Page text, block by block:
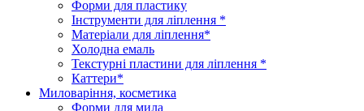
Форми для пластику
Інструменти для ліплення *
Матеріали для ліплення*
Холодна емаль
Текстурні пластини для ліплення *
Каттери*
Миловаріння, косметика
Форми для мила